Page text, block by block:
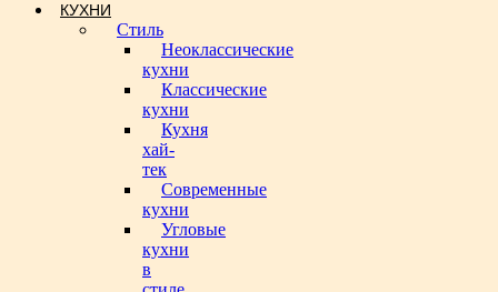
КУХНИ
Стиль
Неоклассические
кухни
Классические
кухни
Кухня
хай-
тек
Современные
кухни
Угловые
кухни
в